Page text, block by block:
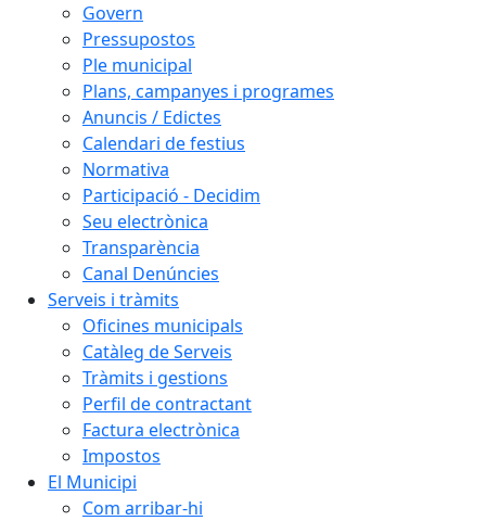
Govern
Pressupostos
Ple municipal
Plans, campanyes i programes
Anuncis / Edictes
Calendari de festius
Normativa
Participació - Decidim
Seu electrònica
Transparència
Canal Denúncies
Serveis i tràmits
Oficines municipals
Catàleg de Serveis
Tràmits i gestions
Perfil de contractant
Factura electrònica
Impostos
El Municipi
Com arribar-hi